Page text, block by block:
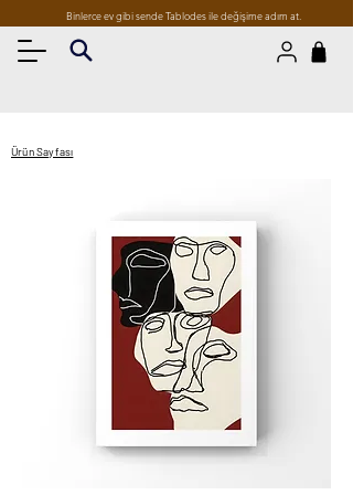
Binlerce ev gibi sende Tablodes ile değişime adım at.
Ürün Sayfası